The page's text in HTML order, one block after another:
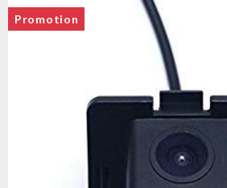
Promotion